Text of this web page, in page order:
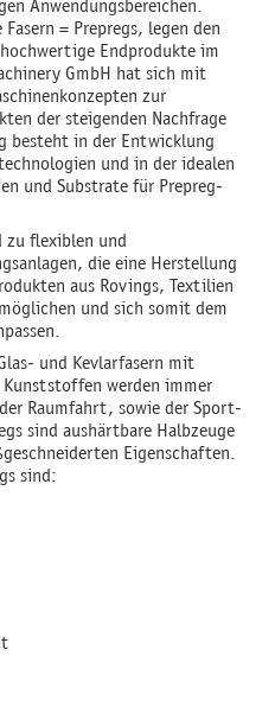
Anwendungsbereichen.
= Prepregs, legen den
Endprodukte im
GmbH hat sich mit
zur
der steigenden Nachfrage
besteht in der Entwicklung
und in der idealen
und Substrate für Prepreg-
zu flexiblen und
die eine Herstellung
aus Rovings, Textilien
und sich somit dem
und Kevlarfasern mit
werden immer
Raumfahrt, sowie der Sport-
sind aushärtbare Halbzeuge
Eigenschaften.
sind: